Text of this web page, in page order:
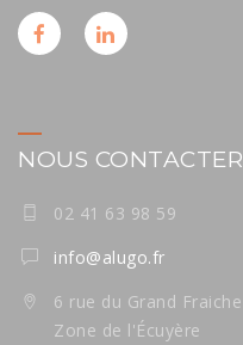
NOUS CONTACTER
02 41 63 98 59
info@alugo.fr
6 rue du Grand Fraiche
Zone de l'Écuyère